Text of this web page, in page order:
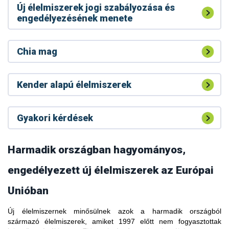
Új élelmiszerek jogi szabályozása és
engedélyezésének menete
Chia mag
Kender alapú élelmiszerek
Gyakori kérdések
Harmadik országban hagyományos,
engedélyezett új élelmiszerek az Európai
Unióban
Új élelmiszernek minősülnek azok a harmadik országból
származó élelmiszerek, amiket 1997 előtt nem fogyasztottak
A kávélevélből készült forrázatot (tea) hagyományos italként
fogyasztják Etiópiában, Dél-Szudánban, Libériában,